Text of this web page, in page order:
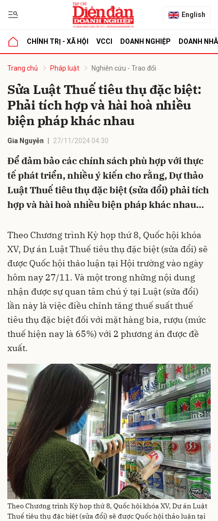
English
CHÍNH TRỊ - XÃ HỘI VCCI DOANH NGHIỆP DOANH
Trang chủ Pháp luật Nghiên cứu - Trao đổi
Sửa Luật Thuế tiêu thụ đặc biệt:
Phải tích hợp và hài hoà nhiều
biện pháp khác nhau
Gia Nguyễn 27/11/2024 04:30
Để đảm bảo các chính sách phù hợp với thực
tế phát triển, nhiều ý kiến cho rằng, Dự thảo
Luật Thuế tiêu thụ đặc biệt (sửa đổi) phải tích
hợp và hài hoà nhiều biện pháp khác nhau…
Theo Chương trình Kỳ họp thứ 8, Quốc hội khóa
XV, Dự án Luật Thuế tiêu thụ đặc biệt (sửa đổi) sẽ
được Quốc hội thảo luận tại Hội trường vào ngày
hôm nay 27/11. Và một trong những nội dung
nhận được sự quan tâm chú ý tại Luật (sửa đổi)
lần này là việc điều chỉnh tăng thuế suất thuế
tiêu thụ đặc biệt đối với mặt hàng bia, rượu (mức
thuế hiện nay là 65%) với 2 phương án được đề
xuất.
Theo Chương trình Kỳ họp thứ 8, Quốc hội khóa XV, Dự án Luật
Thuế tiêu thụ đặc biệt (sửa đổi) sẽ được Quốc hội thảo luận tại
luận
Hủy